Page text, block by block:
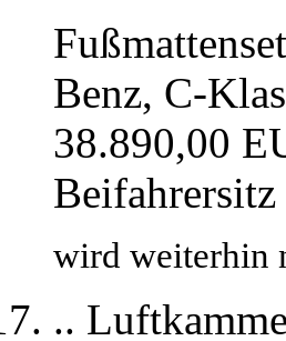
Benz, C-
38.890,00
wird weiterhin
..